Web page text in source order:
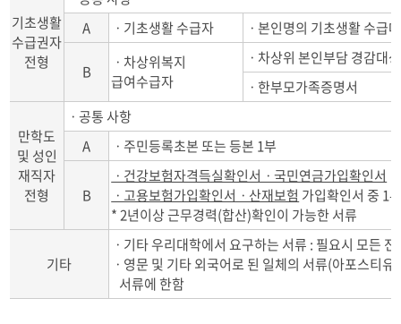
기초생활
수급권자
전형
A
ㆍ기초생활 수급자 ㆍ본인명의 기초생활 수급
B
ㆍ차상위복지
급여수급자
ㆍ차상위 본인부담 경감대
ㆍ한부모가족증명서
만학도
및 성인
재직자
전형
ㆍ공통 사항
A
ㆍ주민등록초본 또는 등본 1부
B
ㆍ건강보험자격득실확인서ㆍ국민연금가입확인서
ㆍ고용보험가입확인서ㆍ산재보험 가입확인서 중 1
* 2년이상 근무경력(합산)확인이 가능한 서류
기타
ㆍ기타 우리대학에서 요구하는 서류 : 필요시 모든
ㆍ영문 및 기타 외국어로 된 일체의 서류(아포스티
서류에 한함